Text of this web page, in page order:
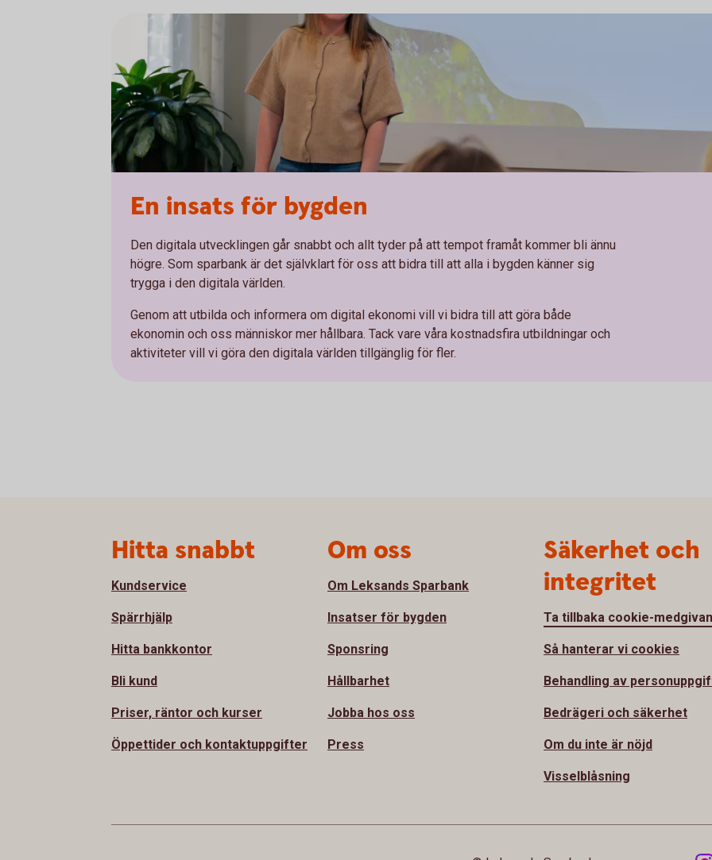
En insats för bygden
Den digitala utvecklingen går snabbt och allt tyder på att tempot framåt kommer bli ännu
högre. Som sparbank är det självklart för oss att bidra till att alla i bygden känner sig
trygga i den digitala världen.
Genom att utbilda och informera om digital ekonomi vill vi bidra till att göra både
ekonomin och oss människor mer hållbara. Tack vare våra kostnadsfira utbildningar och
aktiviteter vill vi göra den digitala världen tillgänglig för fler.
Hitta snabbt
Kundservice
Spärrhjälp
Hitta bankkontor
Bli kund
Priser, räntor och kurser
Öppettider och kontaktuppgifter
Om oss
Om Leksands Sparbank
Insatser för bygden
Sponsring
Hållbarhet
Jobba hos oss
Press
Säkerhet och
integritet
Ta tillbaka cookie-
Så hanterar vi cookies
Behandling av
Bedrägeri och säkerhet
Om du inte är nöjd
Visselblåsning